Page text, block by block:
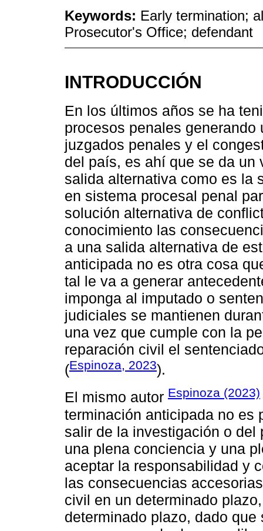
Keywords: Early termination;
Prosecutor's Office; defendant
INTRODUCCIÓN
En los últimos años se ha
procesos penales
juzgados penales y el
del país, es ahí que se da un
salida alternativa como es la
en sistema procesal penal
solución alternativa de
conocimiento las
a una salida alternativa de
anticipada no es otra cosa
tal le va a generar
imponga al imputado o
judiciales se mantienen
una vez que cumple con la
reparación civil el
(Espinoza, 2023).
El mismo autor Espinoza (2023)
terminación anticipada no es
salir de la investigación o del
una plena conciencia y una
aceptar la responsabilidad y
las consecuencias
civil en un determinado
determinado plazo, dado